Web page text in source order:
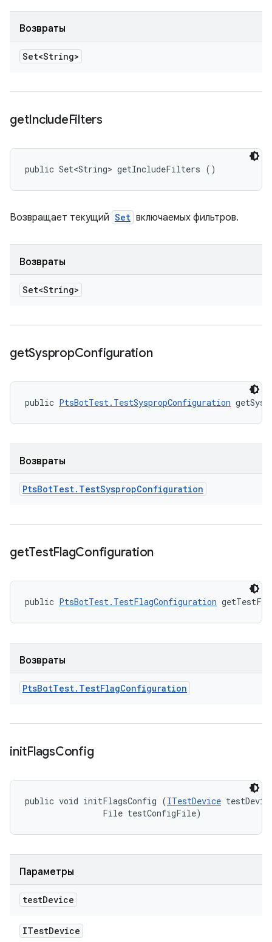
Возвраты
Set<String>
getIncludeFilters
public Set<String> getIncludeFilters ()
Возвращает текущий Set включаемых фильтров.
Возвраты
Set<String>
getSyspropConfiguration
public PtsBotTest.TestSyspropConfiguration
Возвраты
PtsBotTest. TestSyspropConfiguration
getTestFlagConfiguration
public PtsBotTest.TestFlagConfiguration
Возвраты
PtsBotTest. TestFlagConfiguration
initFlagsConfig
public void initFlagsConfig (ITestDevice
                File testConfigFile)
Параметры
testDevice
ITestDevice